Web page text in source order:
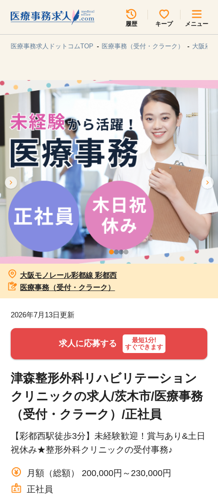
履歴 キープ メニュー
無料転職サポート お問い合わせ
見学会・イベント情報
医療事務まるわかりコラム
よくあるご質問
お知らせ
医療事務求人ドットコムとは
サイトの使い方
就職サポート
人材をお探しの医療機関・企業様
運営会社
医療事務求人ドットコムTOP 医療事務（受付・クラーク） 大阪府/
大阪モノレール彩都線 彩都西
医療事務（受付・クラーク）
2026年7月13日更新
求人に応募する
最短1分!
すぐできます
津森整形外科リハビリテーション
クリニックの求人/茨木市/医療事務
（受付・クラーク）/正社員
【彩都西駅徒歩3分】未経験歓迎！賞与あり&土日
祝休み★整形外科クリニックの受付事務♪
月額（総額） 200,000円～230,000円
正社員
所在地のエリアを選択してください
各支店担当よりご連絡させていただきます。
東海 北海道・東北
甲信越・北陸 中国・四国